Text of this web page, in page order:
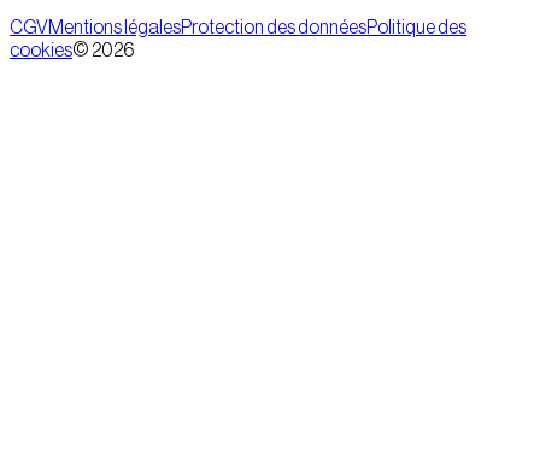
CGVMentions légalesProtection des donnéesPolitique des
cookies© 2026